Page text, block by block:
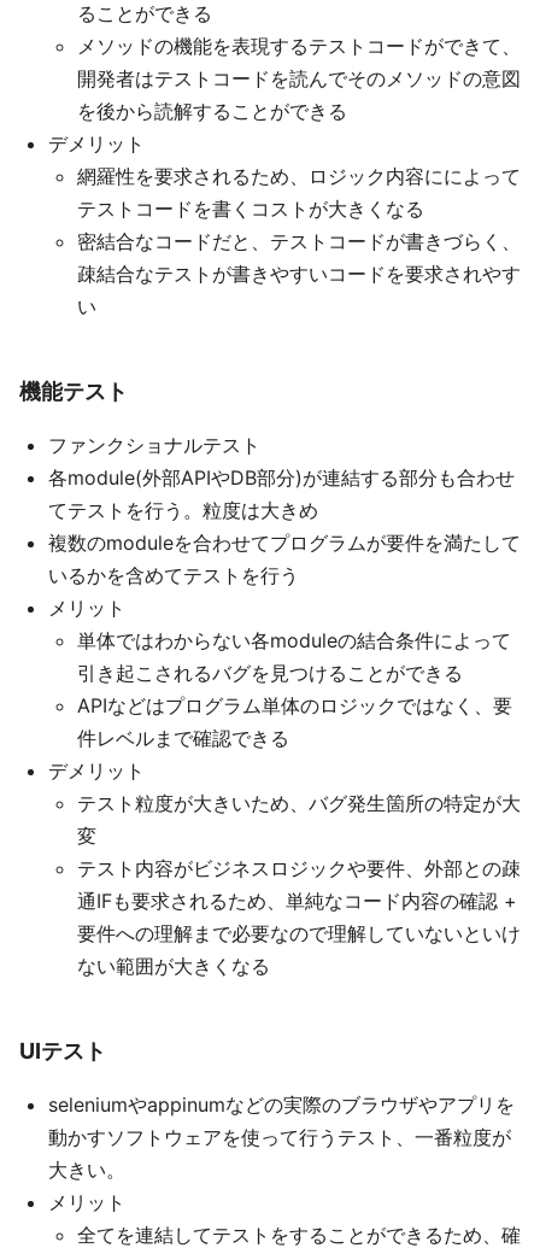
ることができる
メソッドの機能を表現するテストコードができて、
開発者はテストコードを読んでそのメソッドの意図
を後から読解することができる
デメリット
網羅性を要求されるため、ロジック内容にによって
テストコードを書くコストが大きくなる
密結合なコードだと、テストコードが書きづらく、
疎結合なテストが書きやすいコードを要求されやす
い
機能テスト
ファンクショナルテスト
各module(外部APIやDB部分)が連結する部分も合わせ
てテストを行う。粒度は大きめ
複数のmoduleを合わせてプログラムが要件を満たして
いるかを含めてテストを行う
メリット
単体ではわからない各moduleの結合条件によって
引き起こされるバグを見つけることができる
APIなどはプログラム単体のロジックではなく、要
件レベルまで確認できる
デメリット
テスト粒度が大きいため、バグ発生箇所の特定が大
変
テスト内容がビジネスロジックや要件、外部との疎
通IFも要求されるため、単純なコード内容の確認 +
要件への理解まで必要なので理解していないといけ
ない範囲が大きくなる
UIテスト
seleniumやappinumなどの実際のブラウザやアプリを
動かすソフトウェアを使って行うテスト、一番粒度が
大きい。
メリット
全てを連結してテストをすることができるため、確